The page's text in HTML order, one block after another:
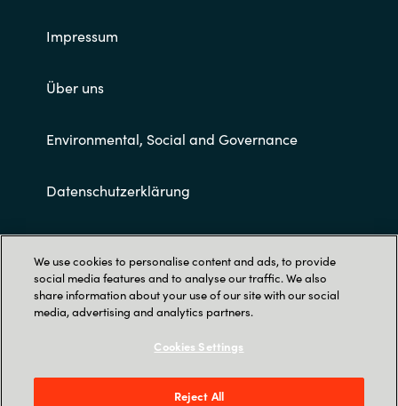
Impressum
Über uns
Environmental, Social and Governance
Datenschutzerklärung
Allgemeine Geschäftsbedingungen
We use cookies to personalise content and ads, to provide
social media features and to analyse our traffic. We also
share information about your use of our site with our social
media, advertising and analytics partners.
Cookies Settings
Reject All